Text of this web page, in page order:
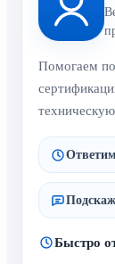
Помогаем
Быстро